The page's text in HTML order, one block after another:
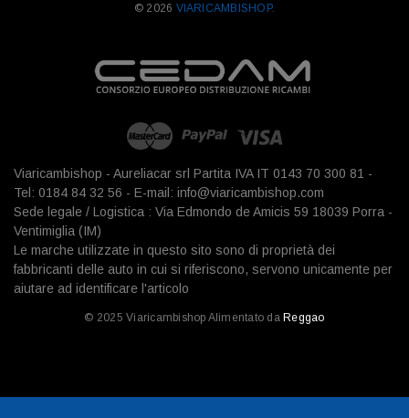
© 2026 VIARICAMBISHOP.
Viaricambishop - Aureliacar srl Partita IVA IT 0143 70 300 81 -
Tel: 0184 84 32 56 - E-mail: info@viaricambishop.com
Sede legale / Logistica : Via Edmondo de Amicis 59 18039 Porra -
Ventimiglia (IM)
Le marche utilizzate in questo sito sono di proprietà dei
fabbricanti delle auto in cui si riferiscono, servono unicamente per
aiutare ad identificare l'articolo
© 2025 Viaricambishop Alimentato da Reggao